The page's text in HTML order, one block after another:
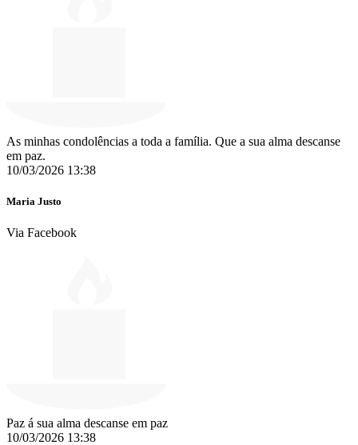
As minhas condolências a toda a família. Que a sua alma descanse
em paz.
10/03/2026 13:38
Maria Justo
Via Facebook
Paz á sua alma descanse em paz
10/03/2026 13:38